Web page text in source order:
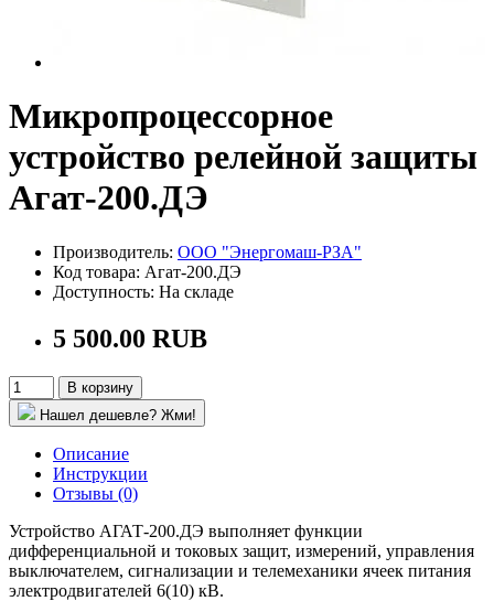
Микропроцессорное
устройство релейной защиты
Агат-200.ДЭ
Производитель: ООО "Энергомаш-РЗА"
Код товара: Агат-200.ДЭ
Доступность: На складе
5 500.00 RUB
В корзину
Нашел дешевле? Жми!
Описание
Инструкции
Отзывы (0)
Устройство АГАТ-200.ДЭ выполняет функции
дифференциальной и токовых защит, измерений, управления
выключателем, сигнализации и телемеханики ячеек питания
электродвигателей 6(10) кВ.